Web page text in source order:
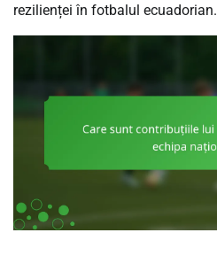
rezilienței în fotbalul ecuadorian.